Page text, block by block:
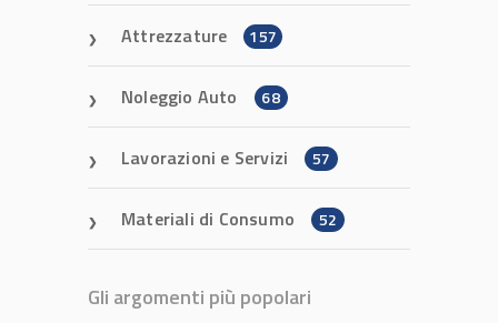
Attrezzature 157
Noleggio Auto 68
Lavorazioni e Servizi 57
Materiali di Consumo 52
Gli argomenti più popolari